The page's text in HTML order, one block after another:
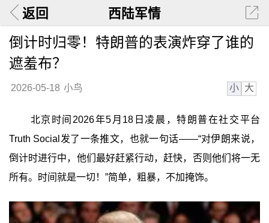
返回 西陆军情
倒计时归零！特朗普的表演炸穿了谁的
遮羞布？
2026-05-18 小鸟 小 大
北京时间2026年5月18日凌晨，特朗普在社交平台
Truth Social发了一条推文，也就一句话——“对伊朗来说，
倒计时进行中，他们最好赶紧行动，赶快，否则他们将一无
所有。时间就是一切！”简单，粗暴，不加掩饰。